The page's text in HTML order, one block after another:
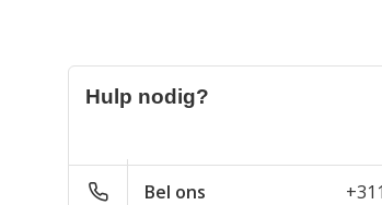
Hulp nodig?
Bel ons